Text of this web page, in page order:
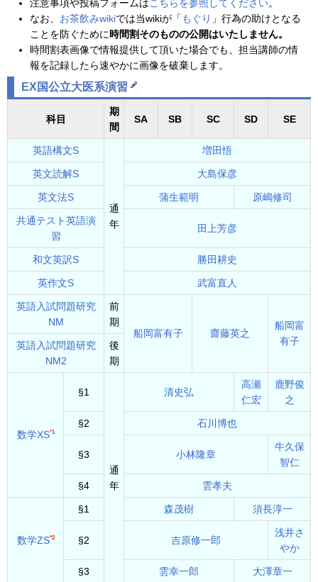
注意事項や投稿フォームはこちらを参照してください。
なお、 お茶飲みwikiでは当wikiが「 もぐり 」行為の助けとなる
ことを防ぐために時間割そのものの公開はいたしません。
時間割表画像で情報提供して頂いた場合でも、担当講師の情
報を記録したら速やかに画像を破棄します。
EX国公立大医系演習
科目
期
間
SA SB SC SD SE
英語構文S
通
年
増田悟
英文読解S 大島保彦
英文法S 蒲生範明 原嶋修司
共通テスト英語演
習
田上芳彦
和文英訳S 勝田耕史
英作文S 武富直人
英語入試問題研究
NM
前
期
船岡富有子
齋藤英之
船岡富
有子
英語入試問題研究
NM2
後
期
数学XS*1
§1
通
年
清史弘
高瀬
仁宏
鹿野俊
之
§2 石川博也
§3 小林隆章
牛久保
智仁
§4 雲孝夫
数学ZS*2
§1 森茂樹 須長淳一
§2 吉原修一郎
浅井さ
やか
§3 雲幸一郎 大澤章一